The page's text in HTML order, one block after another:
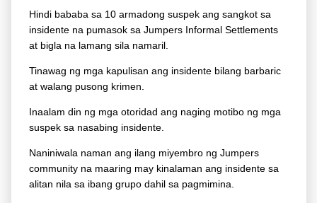
Hindi bababa sa 10 armadong suspek ang sangkot sa
insidente na pumasok sa Jumpers Informal Settlements
at bigla na lamang sila namaril.
Tinawag ng mga kapulisan ang insidente bilang barbaric
at walang pusong krimen.
Inaalam din ng mga otoridad ang naging motibo ng mga
suspek sa nasabing insidente.
Naniniwala naman ang ilang miyembro ng Jumpers
community na maaring may kinalaman ang insidente sa
alitan nila sa ibang grupo dahil sa pagmimina.